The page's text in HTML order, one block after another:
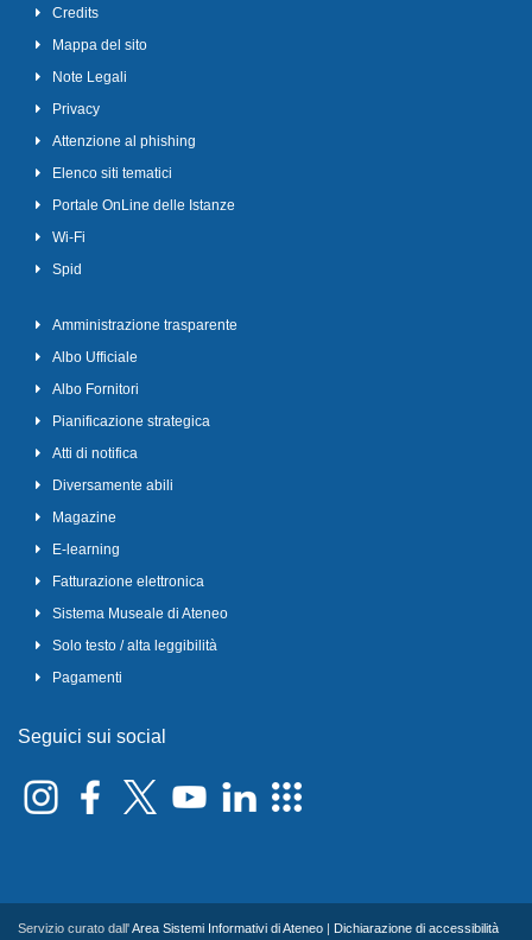
Credits
Mappa del sito
Note Legali
Privacy
Attenzione al phishing
Elenco siti tematici
Portale OnLine delle Istanze
Wi-Fi
Spid
Amministrazione trasparente
Albo Ufficiale
Albo Fornitori
Pianificazione strategica
Atti di notifica
Diversamente abili
Magazine
E-learning
Fatturazione elettronica
Sistema Museale di Ateneo
Solo testo / alta leggibilità
Pagamenti
Seguici sui social
Servizio curato dall'Area Sistemi Informativi di Ateneo | Dichiarazione di accessibilità